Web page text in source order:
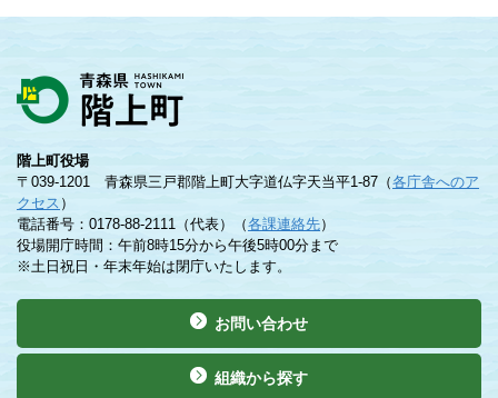
階上町役場
〒039-1201 青森県三戸郡階上町大字道仏字天当平1-87（各庁舎へのア
クセス ）
電話番号：0178-88-2111（代表）（各課連絡先）
役場開庁時間：午前8時15分から午後5時00分まで
※土日祝日・年末年始は閉庁いたします。
お問い合わせ
組織から探す